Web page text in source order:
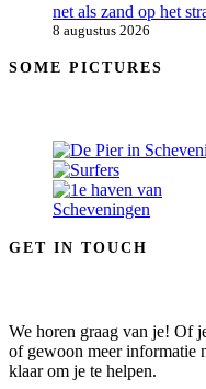
net als zand op het
8 augustus 2026
SOME PICTURES
GET IN TOUCH
We horen graag van je! Of
of gewoon meer informatie
klaar om je te helpen.